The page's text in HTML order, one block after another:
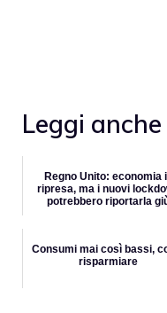
Leggi anche
Regno Unito: economia
ripresa, ma i nuovi
potrebbero riportarla
Consumi mai così bassi,
risparmiare